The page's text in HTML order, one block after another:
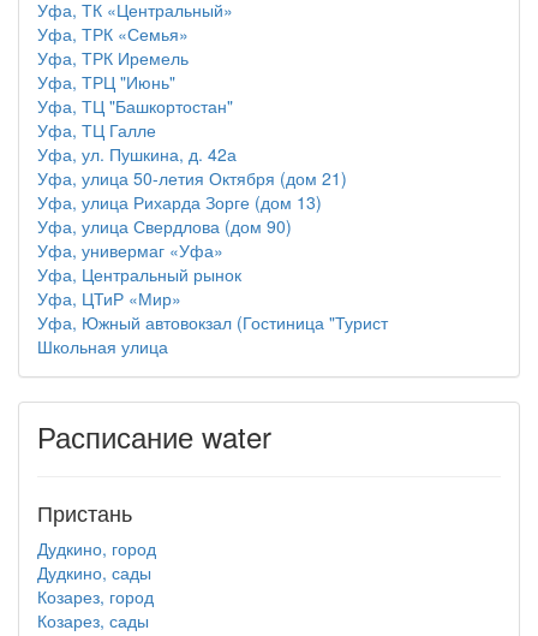
Уфа, ТК «Центральный»
Уфа, ТРК «Семья»
Уфа, ТРК Иремель
Уфа, ТРЦ "Июнь"
Уфа, ТЦ "Башкортостан"
Уфа, ТЦ Галле
Уфа, ул. Пушкина, д. 42а
Уфа, улица 50-летия Октября (дом 21)
Уфа, улица Рихарда Зорге (дом 13)
Уфа, улица Свердлова (дом 90)
Уфа, универмаг «Уфа»
Уфа, Центральный рынок
Уфа, ЦТиР «Мир»
Уфа, Южный автовокзал (Гостиница "Турист
Школьная улица
Расписание water
Пристань
Дудкино, город
Дудкино, сады
Козарез, город
Козарез, сады